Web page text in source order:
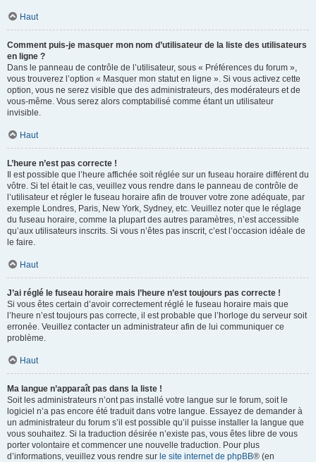
Haut
Comment puis-je masquer mon nom d’utilisateur de la liste des utilisateurs
en ligne ?
Dans le panneau de contrôle de l’utilisateur, sous « Préférences du forum »,
vous trouverez l’option « Masquer mon statut en ligne ». Si vous activez cette
option, vous ne serez visible que des administrateurs, des modérateurs et de
vous-même. Vous serez alors comptabilisé comme étant un utilisateur
invisible.
Haut
L’heure n’est pas correcte !
Il est possible que l’heure affichée soit réglée sur un fuseau horaire différent du
vôtre. Si tel était le cas, veuillez vous rendre dans le panneau de contrôle de
l’utilisateur et régler le fuseau horaire afin de trouver votre zone adéquate, par
exemple Londres, Paris, New York, Sydney, etc. Veuillez noter que le réglage
du fuseau horaire, comme la plupart des autres paramètres, n’est accessible
qu’aux utilisateurs inscrits. Si vous n’êtes pas inscrit, c’est l’occasion idéale de
le faire.
Haut
J’ai réglé le fuseau horaire mais l’heure n’est toujours pas correcte !
Si vous êtes certain d’avoir correctement réglé le fuseau horaire mais que
l’heure n’est toujours pas correcte, il est probable que l’horloge du serveur soit
erronée. Veuillez contacter un administrateur afin de lui communiquer ce
problème.
Haut
Ma langue n’apparaît pas dans la liste !
Soit les administrateurs n’ont pas installé votre langue sur le forum, soit le
logiciel n’a pas encore été traduit dans votre langue. Essayez de demander à
un administrateur du forum s’il est possible qu’il puisse installer la langue que
vous souhaitez. Si la traduction désirée n’existe pas, vous êtes libre de vous
porter volontaire et commencer une nouvelle traduction. Pour plus
d’informations, veuillez vous rendre sur le site internet de phpBB® (en